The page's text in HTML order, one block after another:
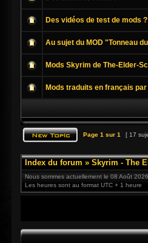
Des vidéos de test de mods ?
Au sujet du MOD "Tonneau
Mods Skyrim de The-Elder-
Mods traduits en français
Page 1 sur 1 [ 17
Index du forum » Skyrim - The
Nous sommes actuellement le 08 Août
Les heures sont au format UTC + 1 heure